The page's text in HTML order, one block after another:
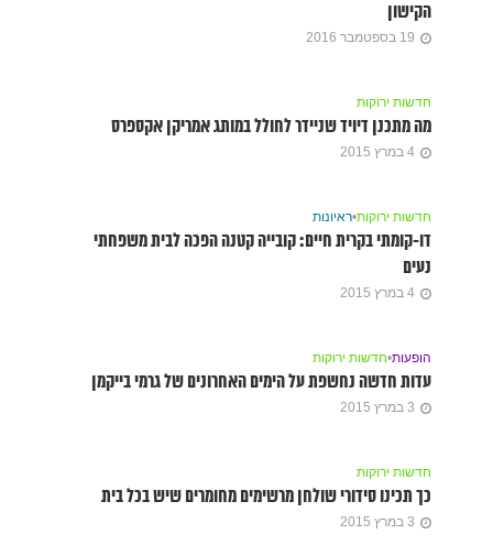
הקישון
19 בספטמבר 2016
חדשות ירוקות
מה מתכנן דיויד שניידר לחולל במותג אמריקן אקספרס
4 במרץ 2015
חדשות ירוקות•ראיונות
דו-קומתי בקרית חיים: קובייה קטנה הפכה לבית משפחתי
נעים
4 במרץ 2015
הופעות•חדשות ירוקות
עדות חדשה נחשפת על הימים האחרונים של גרמי בייקמן
3 במרץ 2015
חדשות ירוקות
כך תכינו סידורי שולחן מרשימים מחומרים שיש בכל בית
3 במרץ 2015